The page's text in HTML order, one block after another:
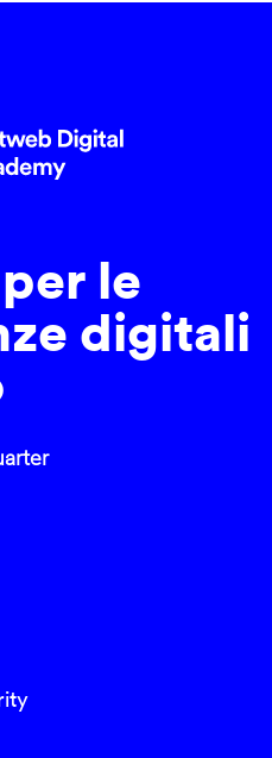
le
digitali